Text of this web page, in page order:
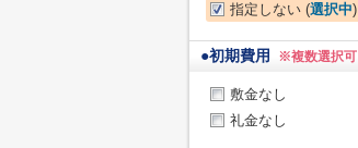
指定しない (選択中)
●初期費用 ※複数選択可
敷金なし
礼金なし